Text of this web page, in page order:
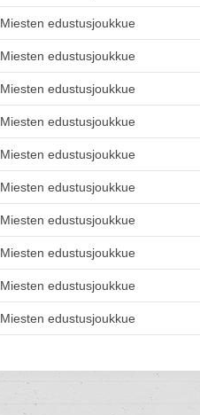
Miesten edustusjoukkue
Miesten edustusjoukkue
Miesten edustusjoukkue
Miesten edustusjoukkue
Miesten edustusjoukkue
Miesten edustusjoukkue
Miesten edustusjoukkue
Miesten edustusjoukkue
Miesten edustusjoukkue
Miesten edustusjoukkue